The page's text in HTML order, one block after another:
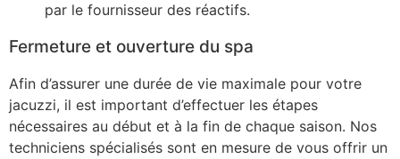
par le fournisseur des réactifs.
Fermeture et ouverture du spa
Afin d’assurer une durée de vie maximale pour votre
jacuzzi, il est important d’effectuer les étapes
nécessaires au début et à la fin de chaque saison. Nos
techniciens spécialisés sont en mesure de vous offrir un